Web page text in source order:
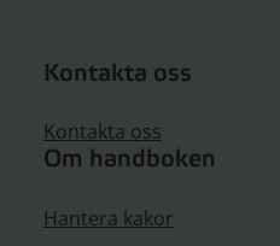
Kontakta oss
Kontakta oss
Om handboken
Hantera kakor